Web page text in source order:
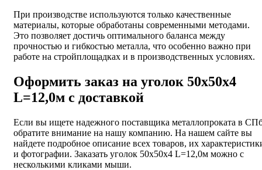
При производстве используются только качественные
материалы, которые обработаны современными методами.
Это позволяет достичь оптимального баланса между
прочностью и гибкостью металла, что особенно важно при
работе на стройплощадках и в производственных условиях.
Оформить заказ на уголок 50х50х4
L=12,0м с доставкой
Если вы ищете надежного поставщика металлопроката в
обратите внимание на нашу компанию. На нашем сайте вы
найдете подробное описание всех товаров, их
и фотографии. Заказать уголок 50х50х4 L=12,0м можно с
несколькими кликами мыши.